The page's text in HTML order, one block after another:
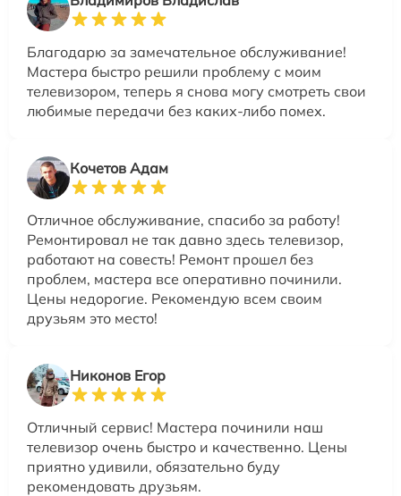
Благодарю за замечательное обслуживание!
Мастера быстро решили проблему с моим
телевизором, теперь я снова могу смотреть свои
любимые передачи без каких-либо помех.
Кочетов Адам
Отличное обслуживание, спасибо за работу!
Ремонтировал не так давно здесь телевизор,
работают на совесть! Ремонт прошел без
проблем, мастера все оперативно починили.
Цены недорогие. Рекомендую всем своим
друзьям это место!
Никонов Егор
Отличный сервис! Мастера починили наш
телевизор очень быстро и качественно. Цены
приятно удивили, обязательно буду
рекомендовать друзьям.